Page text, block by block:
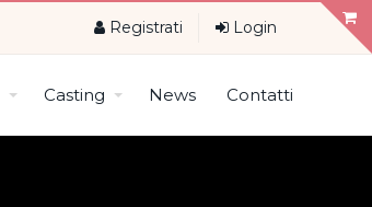
Registrati Login
Casting News Contatti